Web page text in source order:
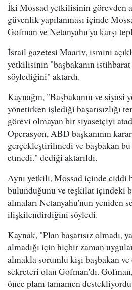
İki Mossad yetkilisinin görevden
güvenlik yapılanması içinde
Gofman ve Netanyahu'ya karşı
İsrail gazetesi Maariv, ismini
yetkilisinin "başbakanın
söylediğini" aktardı.
Kaynağın, "Başbakanın ve siyasi
yönetirken işlediği başarısızlığı
görevi olmayan bir siyasetçiyi
Operasyon, ABD başkanının
gerçekleştirilmedi ve başbakan
etmedi." dediği aktarıldı.
Aynı yetkili, Mossad içinde ciddi
bulunduğunu ve teşkilat içindeki
almaları Netanyahu'nun yeniden
ilişkilendirdiğini söyledi.
Kaynak, "Plan başarısız olmadı,
almadığı için hiçbir zaman
almakla sorumlu kişi başbakan ve
sekreteri olan Gofman'dı.
önce planı tamamen